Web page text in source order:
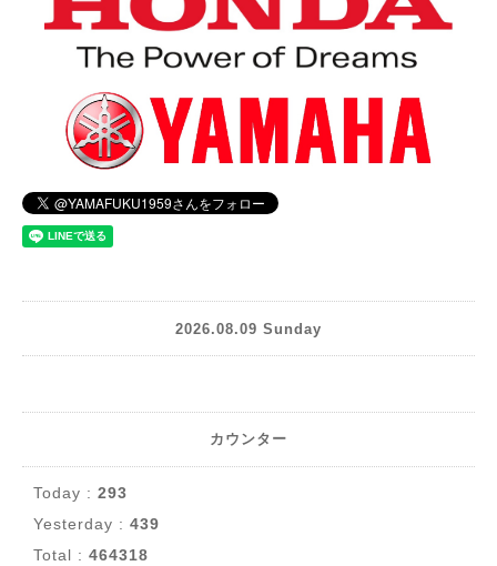
2026.08.09 Sunday
カウンター
Today : 293
Yesterday : 439
Total : 464318